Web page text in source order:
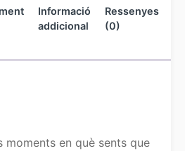
Informació
addicional
Ressenyes
(0)
moments en què sents que